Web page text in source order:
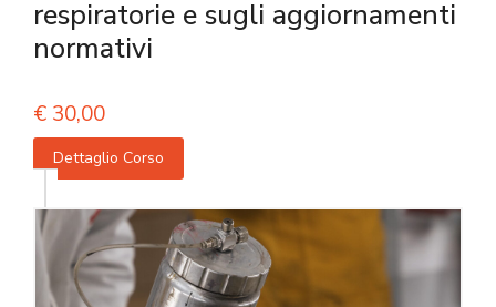
respiratorie e sugli aggiornamenti
normativi
€ 30,00
Dettaglio Corso